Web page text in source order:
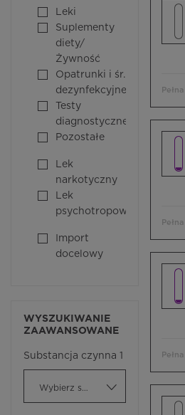
Leki
Suplementy
diety/
Żywność
Opatrunki i śr.
dezynfekcyjne
Testy
diagnostyczne
Pozostałe
Lek
narkotyczny
Lek
psychotropowy
Import
docelowy
WYSZUKIWANIE
ZAAWANSOWANE
Substancja czynna 1